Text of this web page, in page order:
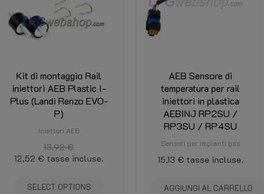
Vedi in fondo a questa pagina
Viene calcolato alla cassa ed è lì visibile.
4250959448774
238618000
Kit di montaggio Rail
iniettori AEB Plastic I-
Plus (Landi Renzo EVO-
P)
Iniettori AEB
13,92 €
12,52 € tasse incluse.
SELECT OPTIONS
AEB Sensore di
temperatura per rail
iniettori in plastica
AEBINJ RP2SU /
RP3SU / RP4SU
Sensori per impianti gas
15,13 € tasse incluse.
AGGIUNGI AL CARRELLO